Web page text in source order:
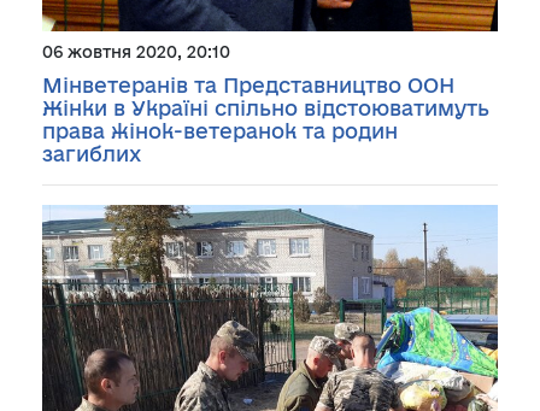
06 жовтня 2020, 20:10
Мінветеранів та Представництво ООН
Жінки в Україні спільно відстоюватимуть
права жінок-ветеранок та родин
загиблих